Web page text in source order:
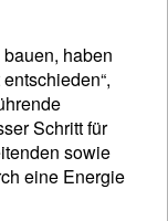
haben
Schritt für
sowie
eine Energie